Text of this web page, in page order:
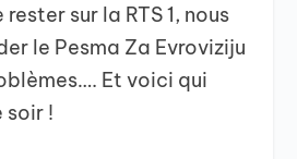
rester sur la RTS 1, nous
le Pesma Za Evroviziju
Et voici qui
soir !